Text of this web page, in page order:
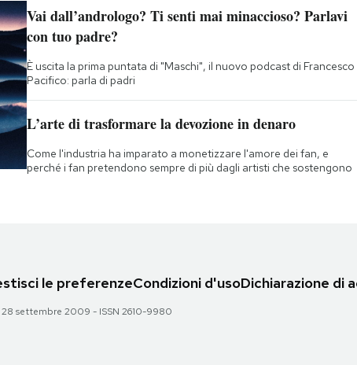
Vai dall’andrologo? Ti senti mai minaccioso? Parlavi
con tuo padre?
È uscita la prima puntata di "Maschi", il nuovo podcast di Francesco
Pacifico: parla di padri
L’arte di trasformare la devozione in denaro
Come l'industria ha imparato a monetizzare l'amore dei fan, e
perché i fan pretendono sempre di più dagli artisti che sostengono
le preferenzeCondizioni d'usoDichiarazione di
settembre 2009 - ISSN 2610-9980